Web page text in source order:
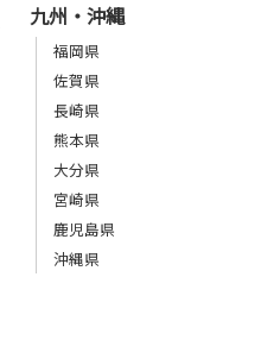
九州・沖縄
福岡県
佐賀県
長崎県
熊本県
大分県
宮崎県
鹿児島県
沖縄県